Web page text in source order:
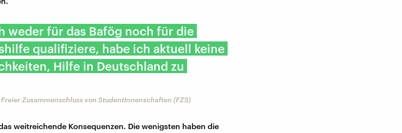
weder für das Bafög noch für die
qualifiziere, habe ich aktuell keine
Hilfe in Deutschland zu
Zusammenschluss von StudentInnenschaften (FZS)
weitreichende Konsequenzen. Die wenigsten haben die